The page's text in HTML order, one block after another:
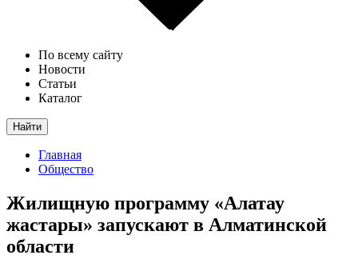
По всему сайту
Новости
Статьи
Каталог
Найти
Главная
Общество
Жилищную программу «Алатау
жастары» запускают в Алматинской
области